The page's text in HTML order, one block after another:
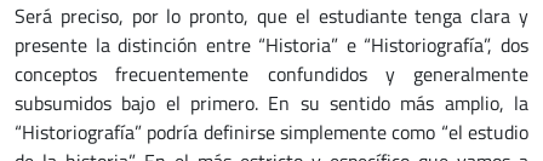
Será preciso, por lo pronto, que el estudiante tenga clara y
presente la distinción entre “Historia” e “Historiografía”, dos
conceptos frecuentemente confundidos y generalmente
subsumidos bajo el primero. En su sentido más amplio, la
“Historiografía” podría definirse simplemente como “el estudio